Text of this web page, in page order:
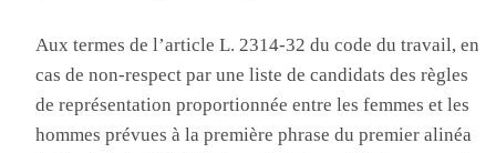
Aux termes de l’article L. 2314-32 du code du travail, en
cas de non-respect par une liste de candidats des règles
de représentation proportionnée entre les femmes et les
hommes prévues à la première phrase du premier alinéa